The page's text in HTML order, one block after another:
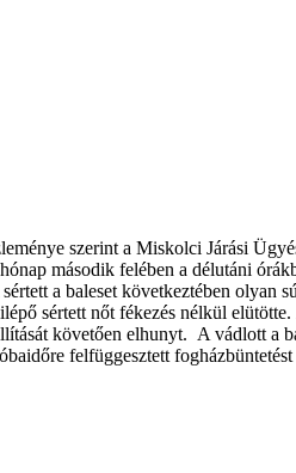
szerint a Miskolci Járási
második felében a délutáni
a baleset következtében
sértett nőt fékezés nélkül
követően elhunyt. A vádlott a
felfüggesztett